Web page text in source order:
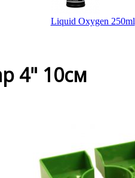
Liquid Oxygen 250ml
4" 10см